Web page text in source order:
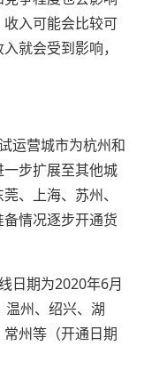
入可能会比较可
就会受到影响，
运营城市为杭州和
步扩展至其他城
、上海、苏州、
情况逐步开通货
日期为2020年6月
温州、绍兴、湖
州等（开通日期